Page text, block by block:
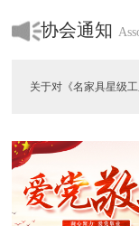
协会通知
关于对《名家具星级